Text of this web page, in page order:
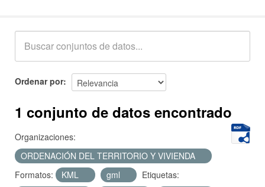
Acerca de
Ordenar por
1 conjunto de datos encontrado
Organizaciones:
ORDENACIÓN DEL TERRITORIO Y VIVIENDA
Formatos:
KML gml
Etiquetas: